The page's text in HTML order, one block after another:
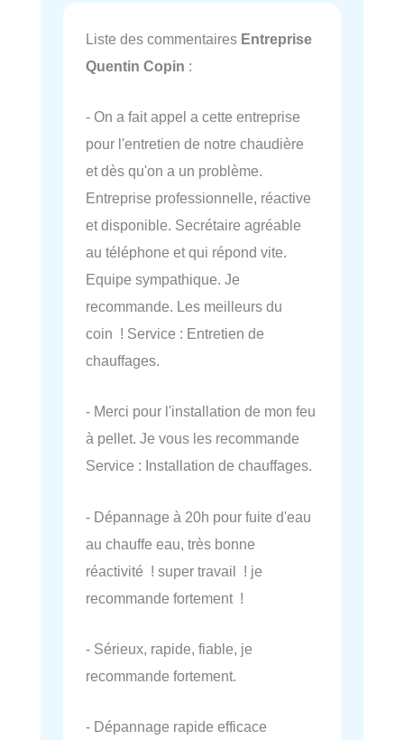
Liste des commentaires Entreprise
Quentin Copin :
- On a fait appel a cette entreprise
pour l'entretien de notre chaudière
et dès qu'on a un problème.
Entreprise professionnelle, réactive
et disponible. Secrétaire agréable
au téléphone et qui répond vite.
Equipe sympathique. Je
recommande. Les meilleurs du
coin ! Service : Entretien de
chauffages.
- Merci pour l'installation de mon feu
à pellet. Je vous les recommande
Service : Installation de chauffages.
- Dépannage à 20h pour fuite d'eau
au chauffe eau, très bonne
réactivité ! super travail ! je
recommande fortement !
- Sérieux, rapide, fiable, je
recommande fortement.
- Dépannage rapide efficace